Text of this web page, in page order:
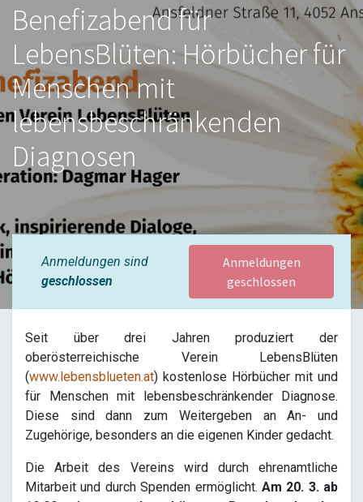
Benefizabend für
LebensBlüten: Hörbücher für
Menschen mit
lebensbeschränkenden
Diagnosen
Anmeldungen sind
geschlossen
Anmeldungen
geschlossen
Seit über drei Jahren produziert der
oberösterreichische Verein LebensBlüten
(www.lebensblueten.at) kostenlose Hörbücher mit und
für Menschen mit lebensbeschränkender Diagnose.
Diese sind dann zum Weitergeben an An- und
Zugehörige, besonders an die eigenen Kinder gedacht.
Die Arbeit des Vereins wird durch ehrenamtliche
Mitarbeit und durch Spenden ermöglicht. Am 20. 3. ab